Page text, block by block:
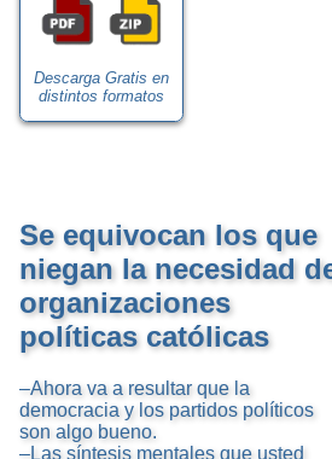
Descarga Gratis en
distintos formatos
Se equivocan los que
niegan la necesidad
organizaciones
políticas católicas
–Ahora va a resultar que la
democracia y los partidos políticos
son algo bueno.
–Las síntesis mentales que usted